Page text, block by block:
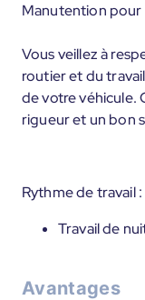
Manutention
Vous veillez à
routier et du
de votre véhicule.
rigueur et un bon
Rythme de travail :
Travail de
Avantages